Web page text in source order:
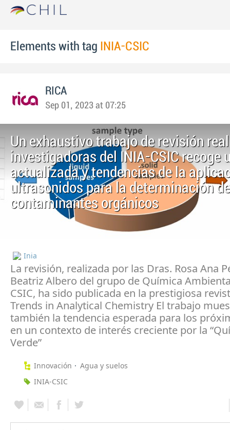
Elements with tag INIA-CSIC
RICA
Sep 01, 2023 at 07:25
Un exhaustivo trabajo de revisión
investigadoras del INIA-CSIC recoge
actualizada y tendencias de la
ultrasonidos para la determinación de
contaminantes orgánicos
Inia
La revisión, realizada por las Dras. Rosa Ana
Beatriz Albero del grupo de Química
CSIC, ha sido publicada en la prestigiosa
Trends in Analytical Chemistry El trabajo
también la tendencia esperada para los
en un contexto de interés creciente por la
Verde”
Innovación
Agua y suelos
INIA-CSIC